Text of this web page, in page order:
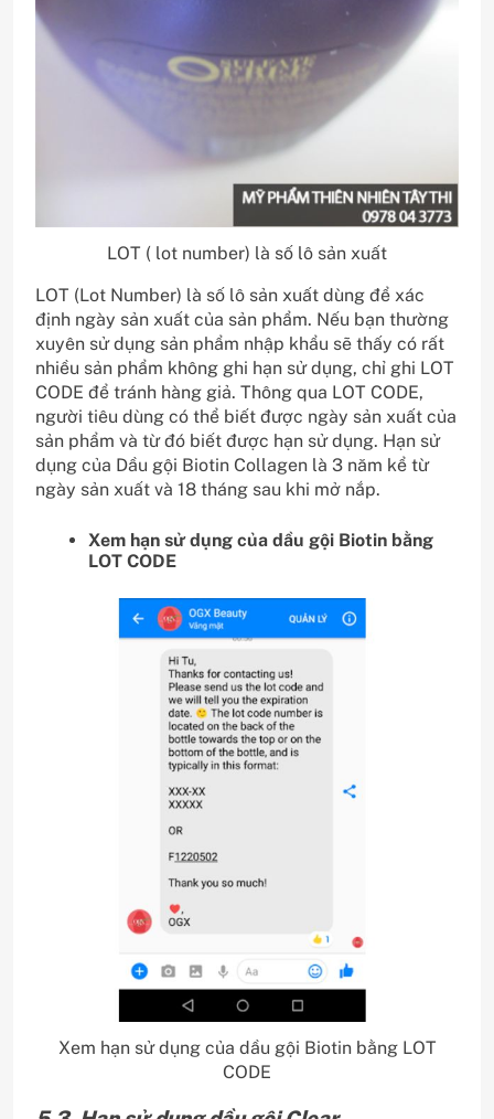
LOT ( lot number) là số lô sản xuất
LOT (Lot Number) là số lô sản xuất dùng để xác
định ngày sản xuất của sản phẩm. Nếu bạn thường
xuyên sử dụng sản phẩm nhập khẩu sẽ thấy có rất
nhiều sản phẩm không ghi hạn sử dụng, chỉ ghi LOT
CODE để tránh hàng giả. Thông qua LOT CODE,
người tiêu dùng có thể biết được ngày sản xuất của
sản phẩm và từ đó biết được hạn sử dụng. Hạn sử
dụng của Dầu gội Biotin Collagen là 3 năm kể từ
ngày sản xuất và 18 tháng sau khi mở nắp.
Xem hạn sử dụng của dầu gội Biotin bằng
LOT CODE
Xem hạn sử dụng của dầu gội Biotin bằng LOT
CODE